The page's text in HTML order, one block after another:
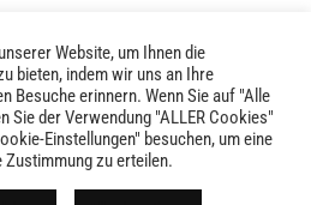
LIVID © 2024
Kontakt
Website, um Ihnen die
bieten, indem wir uns an Ihre
Besuche erinnern. Wenn Sie auf "Alle
Sie der Verwendung "ALLER Cookies"
Einstellungen" besuchen, um eine
zu erteilen.